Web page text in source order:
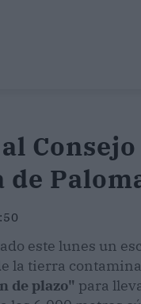
este lunes un
la tierra
de plazo" para